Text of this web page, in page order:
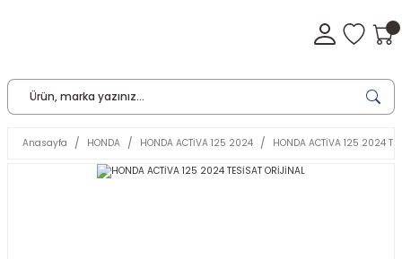
Anasayfa HONDA HONDA ACTİVA 125 2024 HONDA ACTİVA 125 2024